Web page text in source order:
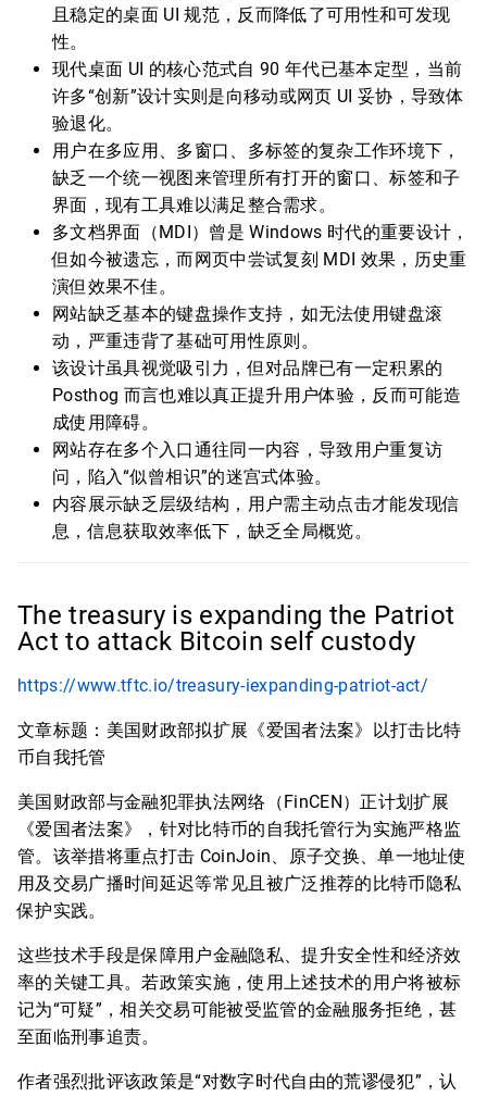
且稳定的桌面 UI 规范，反而降低了可用性和可发现
性。
现代桌面 UI 的核心范式自 90 年代已基本定型，当前
许多“创新”设计实则是向移动或网页 UI 妥协，导致体
验退化。
用户在多应用、多窗口、多标签的复杂工作环境下，
缺乏一个统一视图来管理所有打开的窗口、标签和子
界面，现有工具难以满足整合需求。
多文档界面（MDI）曾是 Windows 时代的重要设计，
但如今被遗忘，而网页中尝试复刻 MDI 效果，历史重
演但效果不佳。
网站缺乏基本的键盘操作支持，如无法使用键盘滚
动，严重违背了基础可用性原则。
该设计虽具视觉吸引力，但对品牌已有一定积累的
Posthog 而言也难以真正提升用户体验，反而可能造
成使用障碍。
网站存在多个入口通往同一内容，导致用户重复访
问，陷入“似曾相识”的迷宫式体验。
内容展示缺乏层级结构，用户需主动点击才能发现信
息，信息获取效率低下，缺乏全局概览。
The treasury is expanding the Patriot
Act to attack Bitcoin self custody
https://www.tftc.io/treasury-iexpanding-patriot-act/
文章标题：美国财政部拟扩展《爱国者法案》以打击比特
币自我托管
美国财政部与金融犯罪执法网络（FinCEN）正计划扩展
《爱国者法案》，针对比特币的自我托管行为实施严格监
管。该举措将重点打击 CoinJoin、原子交换、单一地址使
用及交易广播时间延迟等常见且被广泛推荐的比特币隐私
保护实践。
这些技术手段是保障用户金融隐私、提升安全性和经济效
率的关键工具。若政策实施，使用上述技术的用户将被标
记为“可疑”，相关交易可能被受监管的金融服务拒绝，甚
至面临刑事追责。
作者强烈批评该政策是“对数字时代自由的荒谬侵犯”，认